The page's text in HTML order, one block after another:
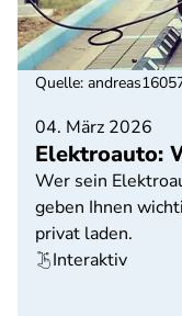
04. März 2026
Elektroauto:
Wer sein
geben Ihnen
privat laden.
Interaktiv
Quelle: